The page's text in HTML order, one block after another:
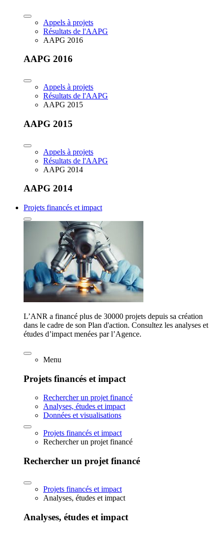
Appels à projets
Résultats de l'AAPG
AAPG 2016
AAPG 2016
Appels à projets
Résultats de l'AAPG
AAPG 2015
AAPG 2015
Appels à projets
Résultats de l'AAPG
AAPG 2014
AAPG 2014
Projets financés et impact
L’ANR a financé plus de 30000 projets depuis sa création
dans le cadre de son Plan d'action. Consultez les analyses et
études d’impact menées par l’Agence.
Menu
Projets financés et impact
Rechercher un projet financé
Analyses, études et impact
Données et visualisations
Projets financés et impact
Rechercher un projet financé
Rechercher un projet financé
Projets financés et impact
Analyses, études et impact
Analyses, études et impact